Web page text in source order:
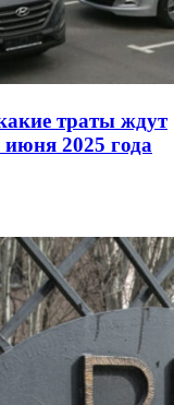
траты ждут
июня 2025 года